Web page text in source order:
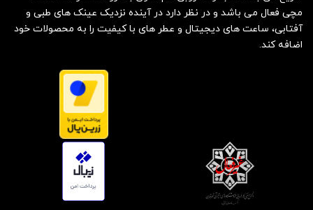
مچی فعال می باشد و در نظر دارد در آینده نزدیک عینک های طبی و
آفتابی، ساعت های دیجیتال و عطر های با کیفیت را به محصولات خود
اضافه کند.